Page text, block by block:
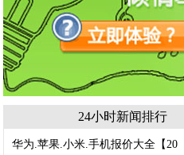
24小时新闻排行
华为.苹果.小米.手机报价大全【20